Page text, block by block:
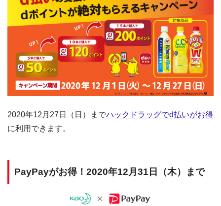
2020年12月27日（日）までハックドラッグでd払いがお得
に利用できます。
PayPayがお得！2020年12月31日（木）まで